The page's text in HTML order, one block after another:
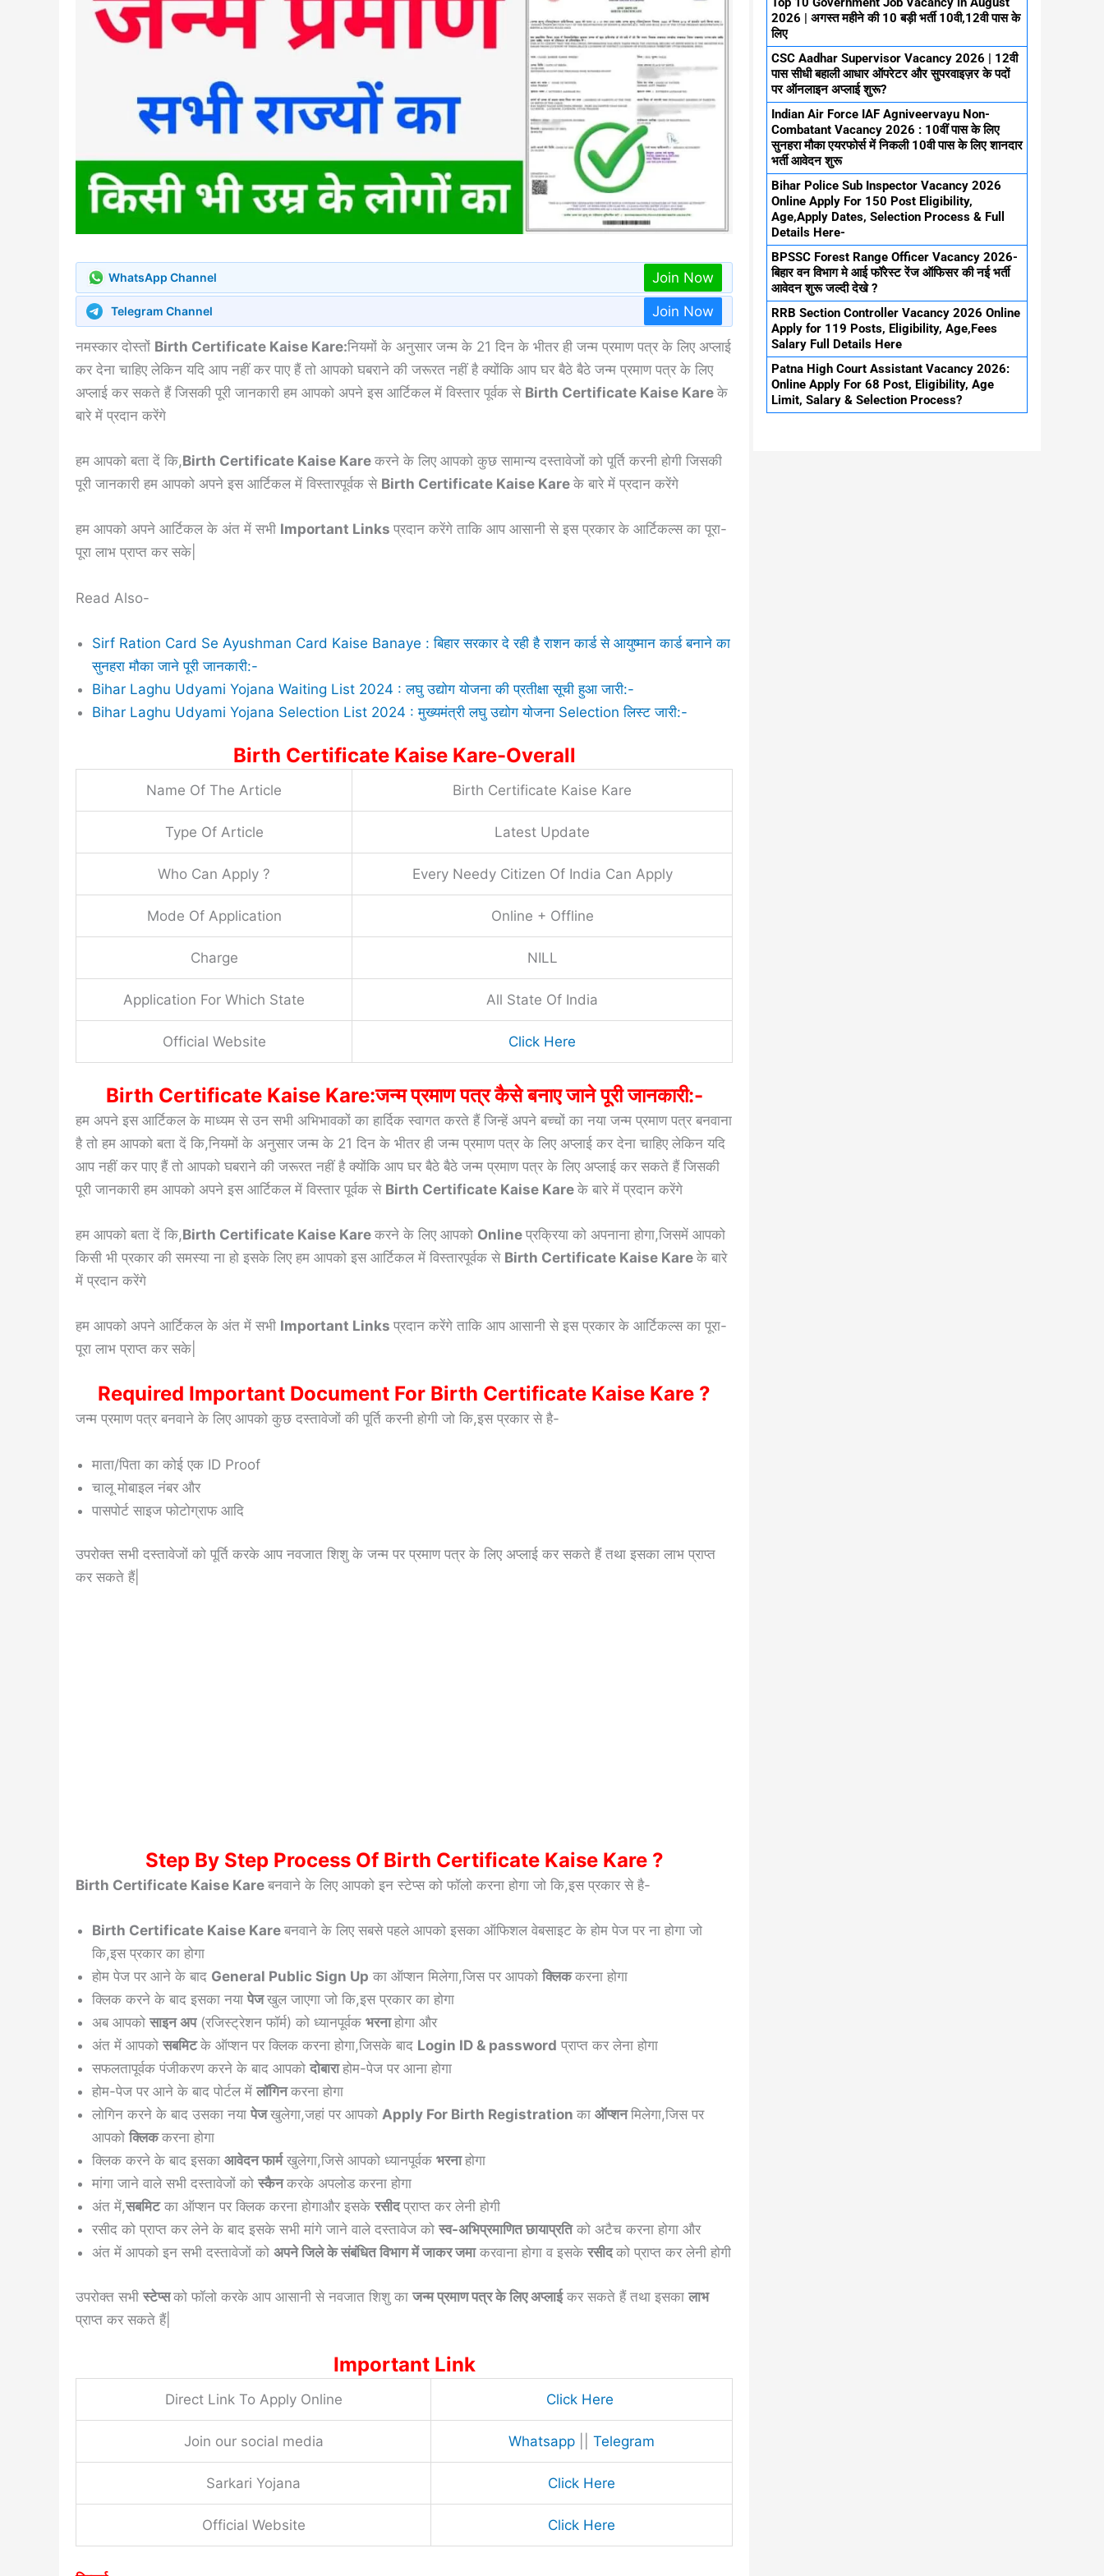
WhatsApp Channel Join Now
Telegram Channel Join Now
नमस्कार दोस्तों Birth Certificate Kaise Kare:नियमों के अनुसार जन्म के 21 दिन के भीतर ही जन्म प्रमाण पत्र के लिए अप्लाई
कर देना चाहिए लेकिन यदि आप नहीं कर पाए हैं तो आपको घबराने की जरूरत नहीं है क्योंकि आप घर बैठे बैठे जन्म प्रमाण पत्र के लिए
अप्लाई कर सकते हैं जिसकी पूरी जानकारी हम आपको अपने इस आर्टिकल में विस्तार पूर्वक से Birth Certificate Kaise Kare के
बारे में प्रदान करेंगे
हम आपको बता दें कि,Birth Certificate Kaise Kare करने के लिए आपको कुछ सामान्य दस्तावेजों को पूर्ति करनी होगी जिसकी
पूरी जानकारी हम आपको अपने इस आर्टिकल में विस्तारपूर्वक से Birth Certificate Kaise Kare के बारे में प्रदान करेंगे
हम आपको अपने आर्टिकल के अंत में सभी Important Links प्रदान करेंगे ताकि आप आसानी से इस प्रकार के आर्टिकल्स का पूरा-
पूरा लाभ प्राप्त कर सके|
Read Also-
Sirf Ration Card Se Ayushman Card Kaise Banaye : बिहार सरकार दे रही है राशन कार्ड से आयुष्मान कार्ड बनाने का
सुनहरा मौका जाने पूरी जानकारी:-
Bihar Laghu Udyami Yojana Waiting List 2024 : लघु उद्योग योजना की प्रतीक्षा सूची हुआ जारी:-
Bihar Laghu Udyami Yojana Selection List 2024 : मुख्यमंत्री लघु उद्योग योजना Selection लिस्ट जारी:-
Birth Certificate Kaise Kare-Overall
Name Of The Article Birth Certificate Kaise Kare
Type Of Article Latest Update
Who Can Apply ? Every Needy Citizen Of India Can Apply
Mode Of Application Online + Offline
Charge NILL
Application For Which State All State Of India
Official Website Click Here
Birth Certificate Kaise Kare:जन्म प्रमाण पत्र कैसे बनाए जाने पूरी जानकारी:-
हम अपने इस आर्टिकल के माध्यम से उन सभी अभिभावकों का हार्दिक स्वागत करते हैं जिन्हें अपने बच्चों का नया जन्म प्रमाण पत्र बनवाना
है तो हम आपको बता दें कि,नियमों के अनुसार जन्म के 21 दिन के भीतर ही जन्म प्रमाण पत्र के लिए अप्लाई कर देना चाहिए लेकिन यदि
आप नहीं कर पाए हैं तो आपको घबराने की जरूरत नहीं है क्योंकि आप घर बैठे बैठे जन्म प्रमाण पत्र के लिए अप्लाई कर सकते हैं जिसकी
पूरी जानकारी हम आपको अपने इस आर्टिकल में विस्तार पूर्वक से Birth Certificate Kaise Kare के बारे में प्रदान करेंगे
हम आपको बता दें कि,Birth Certificate Kaise Kare करने के लिए आपको Online प्रक्रिया को अपनाना होगा,जिसमें आपको
किसी भी प्रकार की समस्या ना हो इसके लिए हम आपको इस आर्टिकल में विस्तारपूर्वक से Birth Certificate Kaise Kare के बारे
में प्रदान करेंगे
हम आपको अपने आर्टिकल के अंत में सभी Important Links प्रदान करेंगे ताकि आप आसानी से इस प्रकार के आर्टिकल्स का पूरा-
पूरा लाभ प्राप्त कर सके|
Required Important Document For Birth Certificate Kaise Kare ?
जन्म प्रमाण पत्र बनवाने के लिए आपको कुछ दस्तावेजों की पूर्ति करनी होगी जो कि,इस प्रकार से है-
माता/पिता का कोई एक ID Proof
चालू मोबाइल नंबर और
पासपोर्ट साइज फोटोग्राफ आदि
उपरोक्त सभी दस्तावेजों को पूर्ति करके आप नवजात शिशु के जन्म पर प्रमाण पत्र के लिए अप्लाई कर सकते हैं तथा इसका लाभ प्राप्त
कर सकते हैं|
Step By Step Process Of Birth Certificate Kaise Kare ?
Birth Certificate Kaise Kare बनवाने के लिए आपको इन स्टेप्स को फॉलो करना होगा जो कि,इस प्रकार से है-
Birth Certificate Kaise Kare बनवाने के लिए सबसे पहले आपको इसका ऑफिशल वेबसाइट के होम पेज पर ना होगा जो
कि,इस प्रकार का होगा
होम पेज पर आने के बाद General Public Sign Up का ऑप्शन मिलेगा,जिस पर आपको क्लिककरना होगा
क्लिक करने के बाद इसका नया पेजखुल जाएगा जो कि,इस प्रकार का होगा
अब आपको साइन अप(रजिस्ट्रेशन फॉर्म) को ध्यानपूर्वक भरनाहोगा और
अंत में आपको सबमिटके ऑप्शन पर क्लिक करना होगा,जिसके बाद Login ID & password प्राप्त कर लेना होगा
सफलतापूर्वक पंजीकरण करने के बाद आपको दोबाराहोम-पेज पर आना होगा
होम-पेज पर आने के बाद पोर्टल में लॉगिनकरना होगा
लोगिन करने के बाद उसका नया पेजखुलेगा,जहां पर आपको Apply For Birth Registration का ऑप्शनमिलेगा,जिस पर
आपको क्लिककरना होगा
क्लिक करने के बाद इसका आवेदन फार्मखुलेगा,जिसे आपको ध्यानपूर्वक भरनाहोगा
मांगा जाने वाले सभी दस्तावेजों को स्कैनकरके अपलोड करना होगा
अंत में,सबमिटका ऑप्शन पर क्लिक करना होगाऔर इसके रसीदप्राप्त कर लेनी होगी
रसीद को प्राप्त कर लेने के बाद इसके सभी मांगे जाने वाले दस्तावेज को स्व-अभिप्रमाणित छायाप्रतिको अटैच करना होगा और
अंत में आपको इन सभी दस्तावेजों को अपने जिले के संबंधित विभाग में जाकर जमाकरवाना होगा व इसके रसीदको प्राप्त कर लेनी होगी
उपरोक्त सभी स्टेप्सको फॉलो करके आप आसानी से नवजात शिशु का जन्म प्रमाण पत्र के लिए अप्लाईकर सकते हैं तथा इसका लाभ
प्राप्त कर सकते हैं|
Important Link
Direct Link To Apply Online Click Here
Join our social media Whatsapp Telegram
Sarkari Yojana Click Here
Official Website Click Here
2026 | अगस्त महीने की 10 बड़ी भर्ती 10वी,12वी पास के
लिए
CSC Aadhar Supervisor Vacancy 2026 | 12वी
पास सीधी बहाली आधार ऑपरेटर और सुपरवाइज़र के पदों
पर ऑनलाइन अप्लाई शुरू?
Indian Air Force IAF Agniveervayu Non-
Combatant Vacancy 2026 : 10वीं पास के लिए
सुनहरा मौका एयरफोर्स में निकली 10वी पास के लिए शानदार
भर्ती आवेदन शुरू
Bihar Police Sub Inspector Vacancy 2026
Online Apply For 150 Post Eligibility,
Age,Apply Dates, Selection Process & Full
Details Here-
BPSSC Forest Range Officer Vacancy 2026-
बिहार वन विभाग मे आई फॉरेस्ट रेंज ऑफिसर की नई भर्ती
आवेदन शुरू जल्दी देखे ?
RRB Section Controller Vacancy 2026 Online
Apply for 119 Posts, Eligibility, Age,Fees
Salary Full Details Here
Patna High Court Assistant Vacancy 2026:
Online Apply For 68 Post, Eligibility, Age
Limit, Salary & Selection Process?